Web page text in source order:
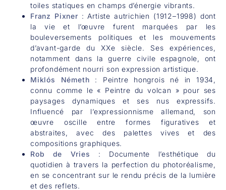
toiles statiques en champs d’énergie vibrants.
Franz Pixner : Artiste autrichien (1912–1998) dont
la vie et l’œuvre furent marquées par les
bouleversements politiques et les mouvements
d’avant-garde du XXe siècle. Ses expériences,
notamment dans la guerre civile espagnole, ont
profondément nourri son expression artistique.
Miklós Németh : Peintre hongrois né in 1934,
connu comme le « Peintre du volcan » pour ses
paysages dynamiques et ses nus expressifs.
Influencé par l’expressionnisme allemand, son
œuvre oscille entre formes figuratives et
abstraites, avec des palettes vives et des
compositions graphiques.
Rob de Vries : Documente l’esthétique du
quotidien à travers la perfection du photoréalisme,
en se concentrant sur le rendu précis de la lumière
et des reflets.